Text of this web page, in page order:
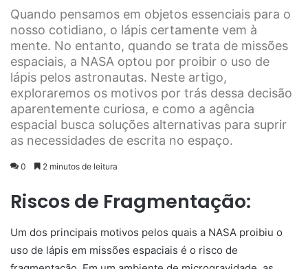
Quando pensamos em objetos essenciais para o
nosso cotidiano, o lápis certamente vem à
mente. No entanto, quando se trata de missões
espaciais, a NASA optou por proibir o uso de
lápis pelos astronautas. Neste artigo,
exploraremos os motivos por trás dessa decisão
aparentemente curiosa, e como a agência
espacial busca soluções alternativas para suprir
as necessidades de escrita no espaço.
0 2 minutos de leitura
Riscos de Fragmentação:
Um dos principais motivos pelos quais a NASA proibiu o
uso de lápis em missões espaciais é o risco de